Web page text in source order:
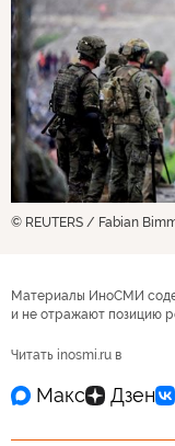
© REUTERS / Fabian
Материалы ИноСМИ
и не отражают позицию
Читать inosmi.ru в